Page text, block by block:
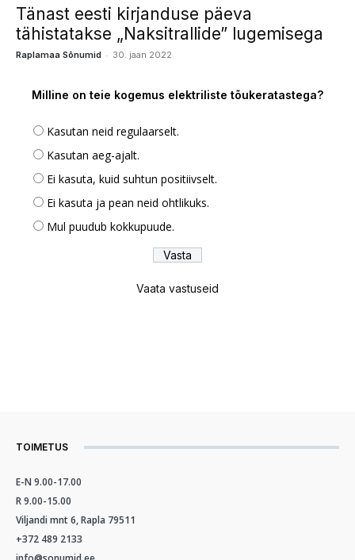
Tänast eesti kirjanduse päeva
tähistatakse „Naksitrallide” lugemisega
Raplamaa Sõnumid - 30. jaan 2022
Milline on teie kogemus elektriliste tõukeratastega?
Kasutan neid regulaarselt.
Kasutan aeg-ajalt.
Ei kasuta, kuid suhtun positiivselt.
Ei kasuta ja pean neid ohtlikuks.
Mul puudub kokkupuude.
Vaata vastuseid
TOIMETUS
E-N 9.00-17.00
R 9.00-15.00
Viljandi mnt 6, Rapla 79511
+372 489 2133